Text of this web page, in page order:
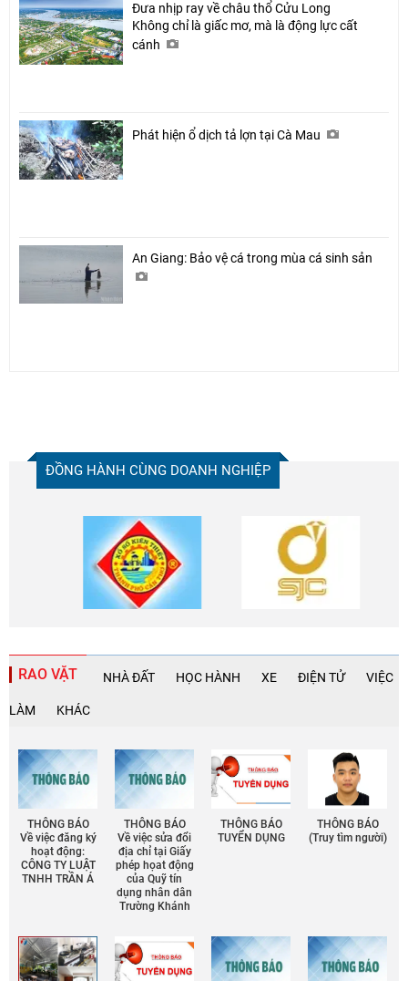
Đưa nhịp ray về châu thổ Cửu Long
Không chỉ là giấc mơ, mà là động lực cất
cánh
Phát hiện ổ dịch tả lợn tại Cà Mau
An Giang: Bảo vệ cá trong mùa cá sinh sản
ĐỒNG HÀNH CÙNG DOANH NGHIỆP
RAO VẶT NHÀ ĐẤT HỌC HÀNH XE ĐIỆN TỬ VIỆC
LÀM KHÁC
THÔNG BÁO
Về việc đăng ký
hoạt động:
CÔNG TY LUẬT
TNHH TRẦN Á
THÔNG BÁO
Về việc sửa đổi
địa chỉ tại Giấy
phép họat động
của Quỹ tín
dụng nhân dân
Trường Khánh
THÔNG BÁO
TUYỂN DỤNG
THÔNG BÁO
(Truy tìm người)